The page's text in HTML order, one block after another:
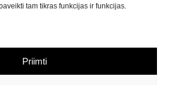
tam tikras funkcijas ir funkcijas.
Priimti